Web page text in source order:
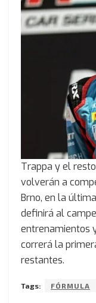
Trappa y el
volverán a
Brno, en la
definirá al
entrenamientos
correrá la
restantes.
Tags: FÓRMULA